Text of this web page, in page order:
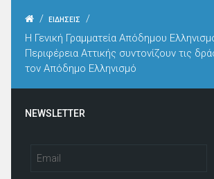
/ ΕΙΔΗΣΕΙΣ
/
Η Γενική Γραμματεία Απόδημου
Περιφέρεια Αττικής συντονίζουν τις
τον Απόδημο Ελληνισμό
NEWSLETTER